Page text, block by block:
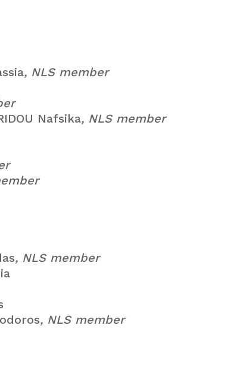
, NLS member
Nafsika, NLS member
, NLS member
, NLS member